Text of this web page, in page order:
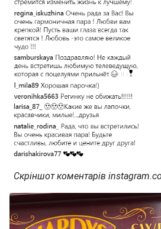
Скріншот коментарів